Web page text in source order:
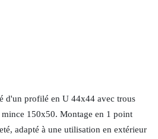
d'un profilé en U 44x44 avec trous
150x50. Montage en 1 point
adapté à une utilisation en extérieur